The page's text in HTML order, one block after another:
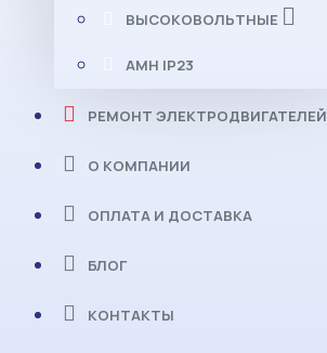
ВЫСОКОВОЛЬТНЫЕ
АМН IP23
РЕМОНТ ЭЛЕКТРОДВИГАТЕЛЕЙ
О КОМПАНИИ
ОПЛАТА И ДОСТАВКА
БЛОГ
КОНТАКТЫ